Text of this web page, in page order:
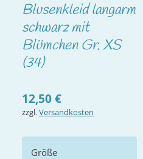
Blusenkleid langarm
schwarz mit
Blümchen Gr. XS
(34)
12,50 €
zzgl.Versandkosten
Größe